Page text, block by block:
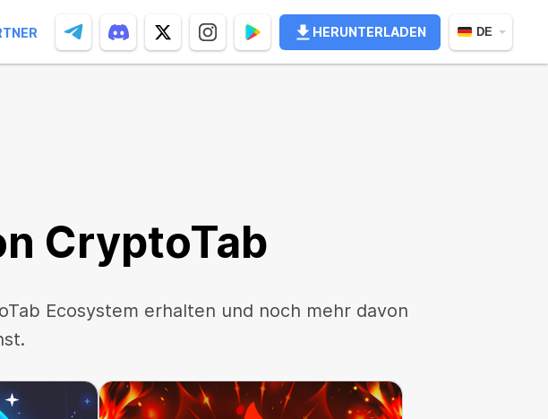
HERUNTERLADEN DE
CryptoTab
Ecosystem erhalten und noch mehr davon